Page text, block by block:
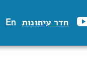
חדר עיתונות En